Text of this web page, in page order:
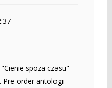
spoza czasu"
Pre-order antologii